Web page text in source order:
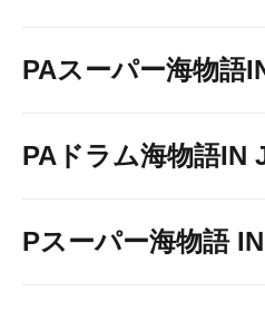
PAスーパー海物語
PAドラム海物語IN
Pスーパー海物語